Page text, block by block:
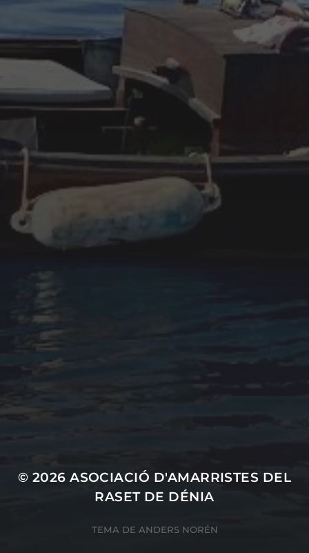
abril 2023
febrero 2023
enero 2023
diciembre 2022
noviembre 2022
septiembre 2022
ARTÍCULOS
Cultura marinera
Legislación
Medio ambiente
Navegación
Pesca
© 2026ASOCIACIÓ D'AMARRISTES DEL
RASET DE DÉNIA
TEMA DE ANDERS NORÉN